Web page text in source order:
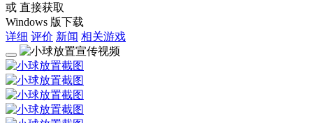
或 直接获取
Windows 版下载
详细 评价 新闻 相关游戏